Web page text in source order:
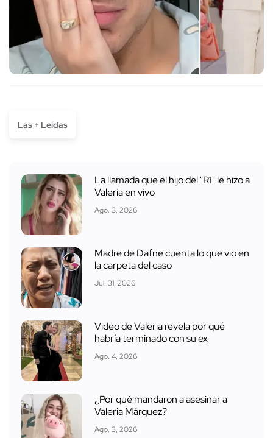
Las + Leídas
La llamada que el hijo del "R1" le hizo a
Valeria en vivo
Ago. 3, 2026
Madre de Dafne cuenta lo que vio en
la carpeta del caso
Jul. 31, 2026
Video de Valeria revela por qué
habría terminado con su ex
Ago. 4, 2026
¿Por qué mandaron a asesinar a
Valeria Márquez?
Ago. 3, 2026